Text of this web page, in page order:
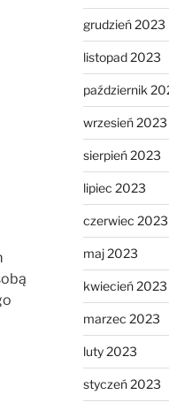
grudzień 2023
listopad 2023
październik
wrzesień 2023
sierpień 2023
lipiec 2023
czerwiec 2023
maj 2023
kwiecień 2023
marzec 2023
luty 2023
styczeń 2023